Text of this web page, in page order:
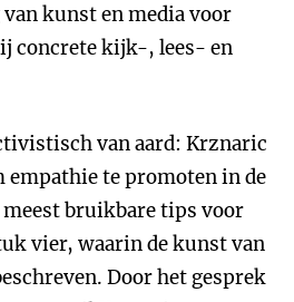
kunst en media voor
concrete kijk-, lees- en
van aard: Krznaric
empathie te promoten in de
meest bruikbare tips voor
vier, waarin de kunst van
Door het gesprek